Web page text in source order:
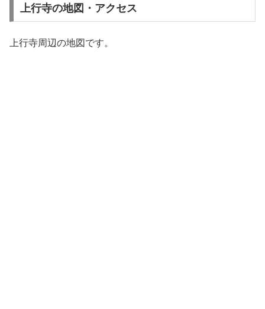
上行寺の地図・アクセス
上行寺周辺の地図です。